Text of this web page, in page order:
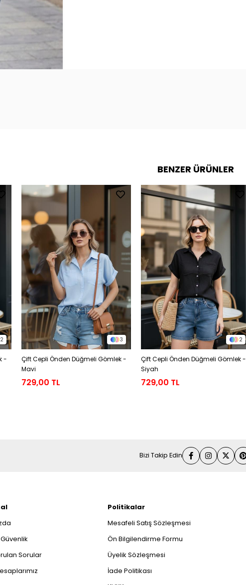
BENZER ÜRÜNLER
2
-
3
Çift Cepli Önden Düğmeli Gömlek -
Mavi
729,00 TL
2
Çift Cepli Önden Düğmeli Gömlek -
Siyah
729,00 TL
Bizi Takip Edin
Sorular
Politikalar
Mesafeli Satış Sözleşmesi
Ön Bilgilendirme Formu
Üyelik Sözleşmesi
İade Politikası